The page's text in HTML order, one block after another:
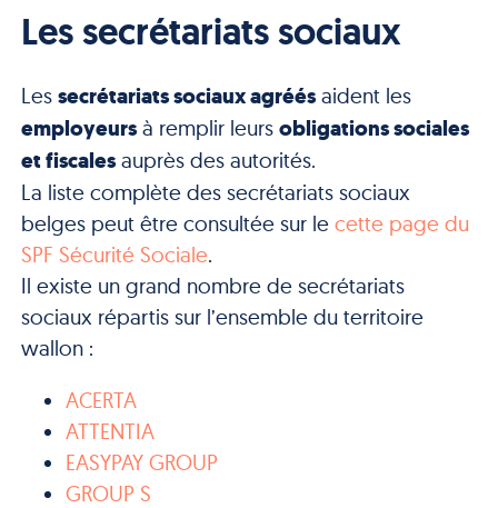
Les secrétariats sociaux
Les secrétariats sociaux agréésaident les
employeursà remplir leurs obligations sociales
et fiscalesauprès des autorités.
La liste complète des secrétariats sociaux
belges peut être consultée sur le cette page du
SPF Sécurité Sociale.
Il existe un grand nombre de secrétariats
sociaux répartis sur l’ensemble du territoire
wallon :
ACERTA
ATTENTIA
EASYPAY GROUP
GROUP S